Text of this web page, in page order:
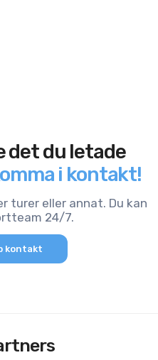
det du letade
i kontakt!
turer eller annat. Du kan
24/7.
kontakt